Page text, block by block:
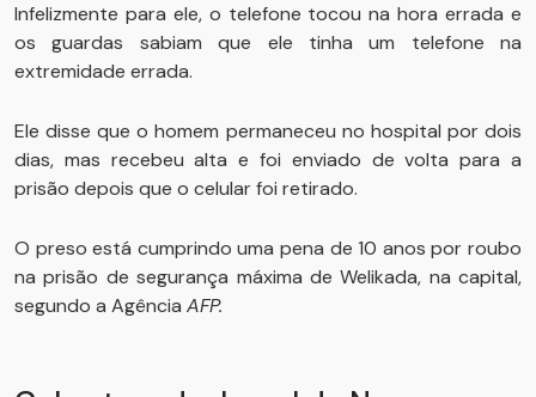
Infelizmente para ele, o telefone tocou na hora errada e
os guardas sabiam que ele tinha um telefone na
extremidade errada.
Ele disse que o homem permaneceu no hospital por dois
dias, mas recebeu alta e foi enviado de volta para a
prisão depois que o celular foi retirado.
O preso está cumprindo uma pena de 10 anos por roubo
na prisão de segurança máxima de Welikada, na capital,
segundo a Agência AFP.